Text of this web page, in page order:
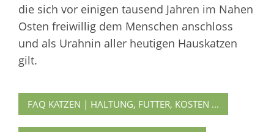
die sich vor einigen tausend Jahren im Nahen
Osten freiwillig dem Menschen anschloss
und als Urahnin aller heutigen Hauskatzen
gilt.
FAQ KATZEN | HALTUNG, FUTTER, KOSTEN ...